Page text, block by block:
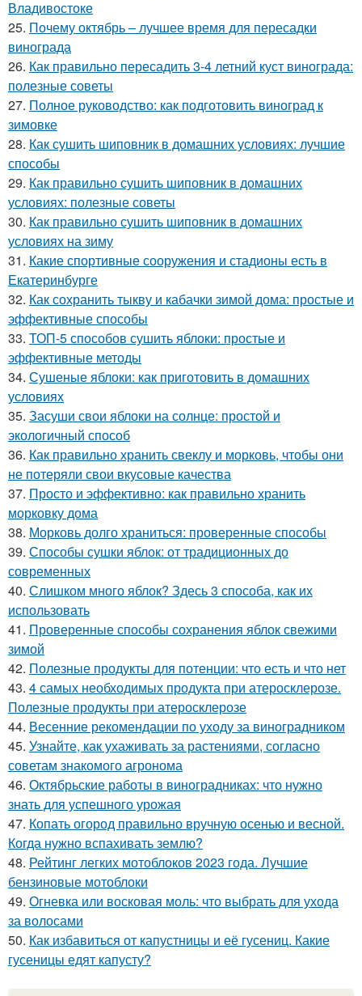
Владивостоке
25. Почему октябрь – лучшее время для пересадки
винограда
26. Как правильно пересадить 3-4 летний куст винограда:
полезные советы
27. Полное руководство: как подготовить виноград к
зимовке
28. Как сушить шиповник в домашних условиях: лучшие
способы
29. Как правильно сушить шиповник в домашних
условиях: полезные советы
30. Как правильно сушить шиповник в домашних
условиях на зиму
31. Какие спортивные сооружения и стадионы есть в
Екатеринбурге
32. Как сохранить тыкву и кабачки зимой дома: простые и
эффективные способы
33. ТОП-5 способов сушить яблоки: простые и
эффективные методы
34. Сушеные яблоки: как приготовить в домашних
условиях
35. Засуши свои яблоки на солнце: простой и
экологичный способ
36. Как правильно хранить свеклу и морковь, чтобы они
не потеряли свои вкусовые качества
37. Просто и эффективно: как правильно хранить
морковку дома
38. Морковь долго храниться: проверенные способы
39. Способы сушки яблок: от традиционных до
современных
40. Слишком много яблок? Здесь 3 способа, как их
использовать
41. Проверенные способы сохранения яблок свежими
зимой
42. Полезные продукты для потенции: что есть и что нет
43. 4 самых необходимых продукта при атеросклерозе.
Полезные продукты при атеросклерозе
44. Весенние рекомендации по уходу за виноградником
45. Узнайте, как ухаживать за растениями, согласно
советам знакомого агронома
46. Октябрьские работы в виноградниках: что нужно
знать для успешного урожая
47. Копать огород правильно вручную осенью и весной.
Когда нужно вспахивать землю?
48. Рейтинг легких мотоблоков 2023 года. Лучшие
бензиновые мотоблоки
49. Огневка или восковая моль: что выбрать для ухода
за волосами
50. Как избавиться от капустницы и её гусениц. Какие
гусеницы едят капусту?